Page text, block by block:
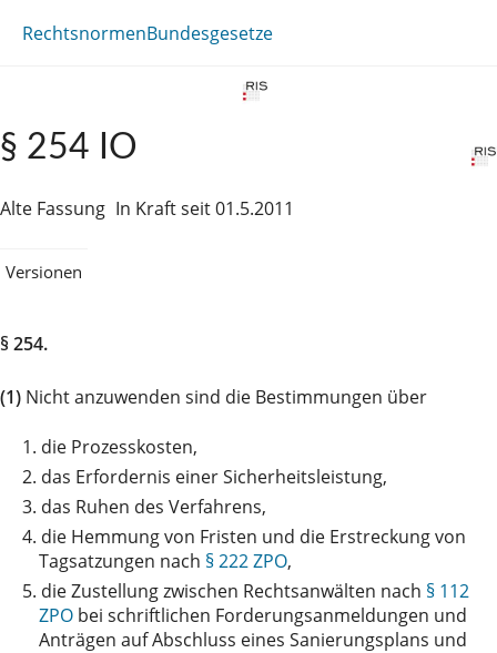
RechtsnormenBundesgesetze
§ 254 IO
Alte Fassung In Kraft seit 01.5.2011
Versionen
§ 254.
(1) Nicht anzuwenden sind die Bestimmungen über
1. die Prozesskosten,
2. das Erfordernis einer Sicherheitsleistung,
3. das Ruhen des Verfahrens,
4. die Hemmung von Fristen und die Erstreckung von
Tagsatzungen nach § 222 ZPO,
5. die Zustellung zwischen Rechtsanwälten nach § 112
ZPO bei schriftlichen Forderungsanmeldungen und
Anträgen auf Abschluss eines Sanierungsplans und